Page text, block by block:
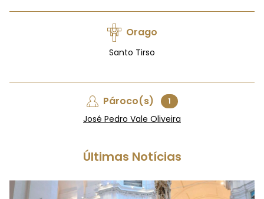
Orago
Santo Tirso
Pároco(s) 1
José Pedro Vale Oliveira
Últimas Notícias